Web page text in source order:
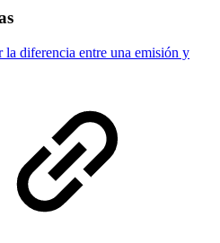
la diferencia entre una emisión y